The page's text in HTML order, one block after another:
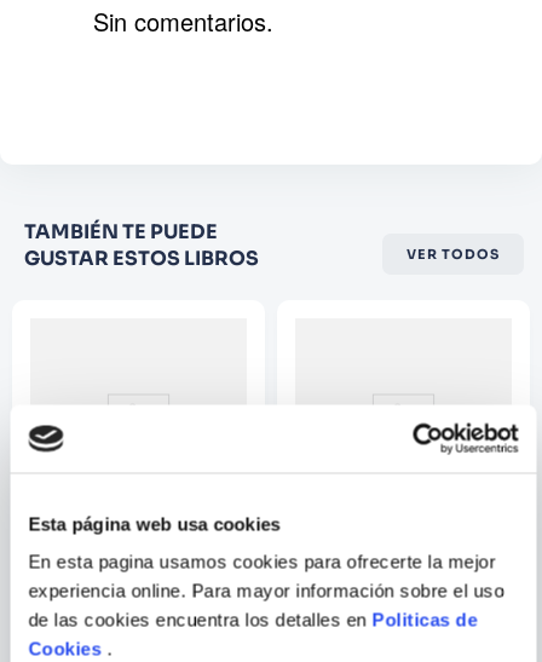
Esta página web usa cookies
En esta pagina usamos cookies para ofrecerte la mejor
experiencia online. Para mayor información sobre el uso
de las cookies encuentra los detalles en Politicas de
Cookies.
Califique el producto de 1 a 5
estrellas
Correo electrónico
Escribir comentario
Sin comentarios.
TAMBIÉN TE PUEDE
GUSTAR ESTOS LIBROS
VER TODOS
JOHN CONNOLLY
EL ANGEL NEGRO
PATRICIA HIGHSMITH
RELATOS